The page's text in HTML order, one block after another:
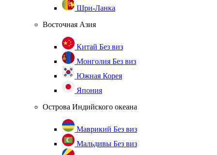
Шри-Ланка
Восточная Азия
Китай Без виз
Монголия Без виз
Южная Корея
Япония
Острова Индийского океана
Маврикий Без виз
Мальдивы Без виз